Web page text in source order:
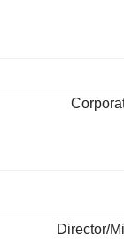
Director/